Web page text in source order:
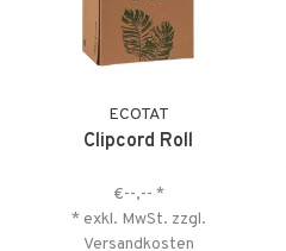
ECOTAT
Clipcord Roll
€--,-- *
* exkl. MwSt. zzgl.
Versandkosten